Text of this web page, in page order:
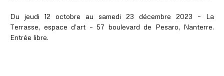
Du jeudi 12 octobre au samedi 23 décembre 2023 – La
Terrasse, espace d’art – 57 boulevard de Pesaro, Nanterre.
Entrée libre.